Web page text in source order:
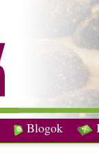
Blogok